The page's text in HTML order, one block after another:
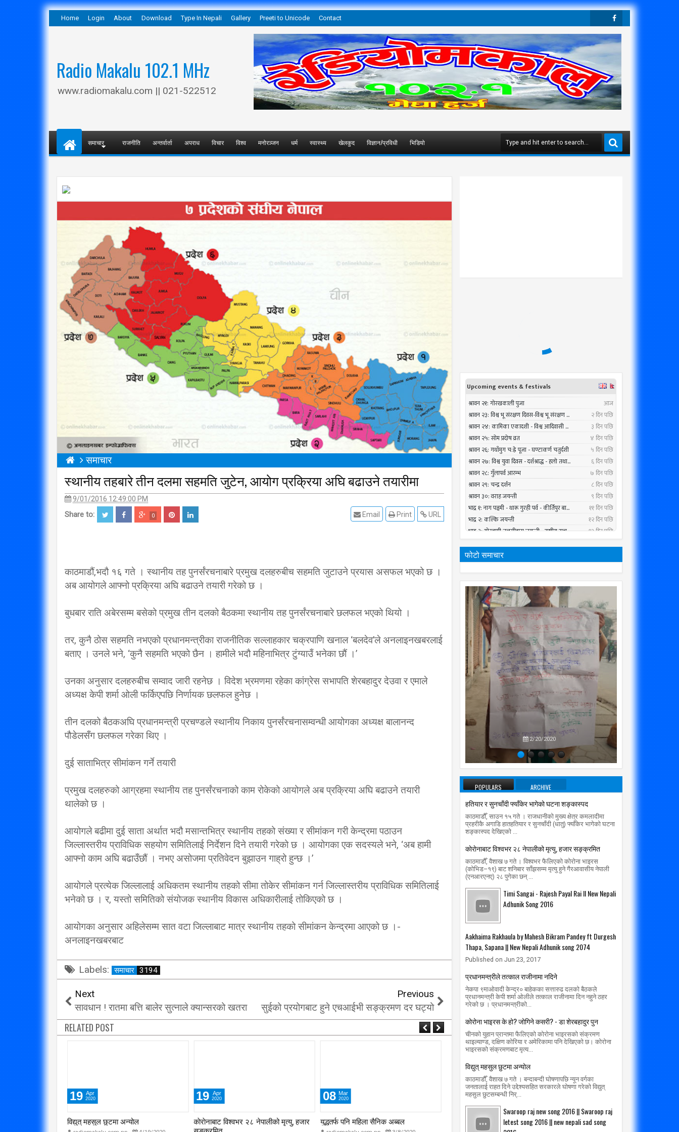
Home Login About Download Type In Nepali Gallery Preeti to Unicode Contact
Face
K
Twit
Radio Makalu 102.1 MHz
www.radiomakalu.com || 021-522512
समाचार राजनीति अन्तर्वार्ता अपराध विचार विश्व मनोरञ्जन धर्म स्वास्थ्य खेलकुद विज्ञान/प्रविधी भिडियो
समाचार
स्थानीय तहबारे तीन दलमा सहमति जुटेन, आयोग प्रक्रिया अघि बढाउने तयारीमा
9/01/2016 12:49:00 PM
Share to: 0 URL
Print
Email
काठमाडौं,भदौ १६ गते । स्थानीय तह पुनर्संरचनाबारे प्रमुख दलहरुबीच सहमति जुटाउने प्रयास असफल भएको छ ।
अब आयोगले आफ्नो प्रक्रिया अघि बढाउने तयारी गरेको छ ।
बुधबार राति अबेरसम्म बसेको प्रमुख तीन दलको बैठकमा स्थानीय तह पुनर्संरचनाबारे छलफल भएको थियो ।
तर, कुनै ठोस सहमति नभएको प्रधानमन्त्रीका राजनीतिक सल्लाहकार चक्रपाणि खनाल ‘बलदेव’ले अनलाइनखबरलाई
बताए । उनले भने, ‘कुनै सहमति भएको छैन । हामीले भदौ महिनाभित्र टुंग्याउँ भनेका छौं ।’
उनका अनुसार दलहरुबीच सम्वाद जारी रहनेछ । विदेश भ्रमणमा रहेका कांग्रेस सभापति शेरबहादुर देउवा र एमाले
अध्यक्ष केपी शर्मा ओली फर्किएपछि निर्णायक छलफल हुनेछ ।
तीन दलको बैठकअघि प्रधानमन्त्री प्रचण्डले स्थानीय निकाय पुनर्संरचनासम्वन्धी आयोगका अध्यक्ष बालानन्द
पौडेलसँग छलफल गरेका थिए ।
दुई साताभित्र सीमांकन गर्ने तयारी
प्रमुख दलहरुको आग्रहमा स्थानीय तह पुनर्संरचनाको काम रोकेको आयोगले अब प्रक्रिया अघि बढाउने तयारी
थालेको छ ।
आयोगले बढीमा दुई साता अर्थात भदौ मसान्तभित्र स्थानीय तहको संख्या र सीमांकन गरी केन्द्रमा पठाउन
जिल्लास्तरीय प्राविधिक सहयोग समितिलाई निर्देशन दिने तयारी गरेको छ । आयोगका एक सदस्यले भने, ‘अब हामी
आफ्नो काम अघि बढाउँछौं । नभए असोजमा प्रतिवेदन बुझाउन गाह्रो हुन्छ ।’
आयोगले प्रत्येक जिल्लालाई अधिकतम स्थानीय तहको सीमा तोकेर सीमांकन गर्न जिल्लास्तरीय प्राविधिक समितिलाई
भनेको छ । र, यस्तो समितिको संयोजक स्थानीय विकास अधिकारीलाई तोकिएको छ ।
आयोगका अनुसार अहिलेसम्म सात वटा जिल्लाबाट मात्र स्थानीय तहको सीमांकन केन्द्रमा आएको छ ।-
अनलाइनखबरबाट
Labels: समाचार 3194
Next
सावधान ! रातमा बत्ति बालेर सुत्नाले क्यान्सरको खतरा
Previous
सुईको प्रयोगबाट हुने एचआईभी सङ्क्रमण दर घट्यो
RELATED POST
19 Apr
2020
विद्युत् महसुल छुटमा अन्योल
19 Apr
2020
काेराेनाबाट विश्वभर २८ नेपालीको मृत्यु, हजार
सङ्क्रमित
08 Mar
2020
युद्धतर्फ पनि महिला सैनिक अब्बल
Mar
2020
प्रम मिर्गौला प्रत्यारोपणका लागि सोमबार
अस्पताल भर्ना हुने
Mar
सार्वजनिक यातायात सेवा प्राधिकरण
फोटो समाचार
विप्लव समूह संविधानको
विकल्प छैन् : मुख्यमन्त्री राई
3/10/2018
गर्छ अब सरकार ?
जति घुमे पनि कहिँ पुग्दैनन्’
2/20/2020
POPULARS ARCHIVE
हतियार र सुनचाँदी फ्याँकेर भागेको घटना शङ्कास्पद
काठमाडौँ, साउन १५ गते । राजधानीको मुख्य क्षेत्र कमलादीमा
प्रहरीकै अगाडि हातहतियार र सुनचाँदी (धातु) फ्याँकेर भागेको घटना
शङ्कास्पद देखिएको ...
काेराेनाबाट विश्वभर २८ नेपालीको मृत्यु, हजार सङ्क्रमित
काठमाडौँ, वैशाख ७ गते । विश्वभर फैलिएको कोरोना भाइरस
(कोभिड–१९) बाट शनिबार साँझसम्म मृत्यु हुने गैरआवासीय नेपाली
(एनआरएनए) २८ पुगेका छन् ...
Timi Sangai - Rajesh Payal Rai ll New Nepali
Adhunik Song 2016
Aakhaima Rakhaula by Mahesh Bikram Pandey ft Durgesh
Thapa, Sapana || New Nepali Adhunik song 2074
Published on Jun 23, 2017
प्रधानमन्त्रीले तत्काल राजीनामा नदिने
नेकपा ९माओवादी केन्द्र० बाहेकका सत्तारुढ दलको बैठकले
प्रधानमन्त्री केपी शर्मा ओलीले तत्काल राजीनामा दिन नहुने ठहर
गरेको छ । प्रधानमन्त्रीको...
कोरोना भाइरस के हो? जोगिने कसरी? - डा शेरबहादुर पुन
चीनको युहान प्रान्तमा फैलिएको कोरोना भाइरसको संक्रमण
थाइल्याण्ड, दक्षिण कोरिया र अमेरिकामा पनि देखिएको छ। कोरोना
भाइरसको संक्रमणबाट मृत्य...
विद्युत् महसुल छुटमा अन्योल
काठमाडौँ, वैशाख ७ गते । बन्दाबन्दी घोषणापछि न्यून वर्गका
जनतालाई राहत दिने उद्देश्यसहित सरकारले घोषणा गरेको विद्युत्
महसुल छुटसम्बन्धी निर्...
Swaroop raj new song 2016 || Swaroop raj
letest song 2016 || new nepali sad song